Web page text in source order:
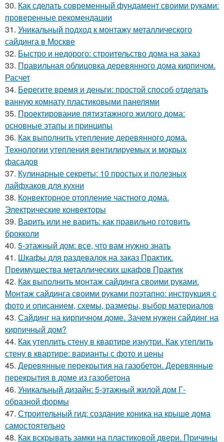
30. Как сделать современный фундамент своими руками:
проверенные рекомендации
31. Уникальный подход к монтажу металлического
сайдинга в Москве
32. Быстро и недорого: строительство дома на заказ
33. Правильная облицовка деревянного дома кирпичом.
Расчет
34. Берегите время и деньги: простой способ отделать
ванную комнату пластиковыми панелями
35. Проектирование пятиэтажного жилого дома:
основные этапы и принципы
36. Как выполнить утепление деревянного дома.
Технологии утепления вентилируемых и мокрых
фасадов
37. Кулинарные секреты: 10 простых и полезных
лайфхаков для кухни
38. Конвекторное отопление частного дома.
Электрические конвекторы
39. Варить или не варить: как правильно готовить
брокколи
40. 5-этажный дом: все, что вам нужно знать
41. Шкафы для раздевалок на заказ Практик.
Преимущества металлических шкафов Практик
42. Как выполнить монтаж сайдинга своими руками.
Монтаж сайдинга своими руками поэтапно: инструкция с
фото и описанием, схемы, размеры, выбор материалов
43. Сайдинг на кирпичном доме. Зачем нужен сайдинг на
кирпичный дом?
44. Как утеплить стену в квартире изнутри. Как утеплить
стену в квартире: варианты с фото и цены
45. Деревянные перекрытия на газобетон. Деревянные
перекрытия в доме из газобетона
46. Уникальный дизайн: 5-этажный жилой дом Г-
образной формы
47. Строительный гид: создание коника на крыше дома
самостоятельно
48. Как вскрывать замки на пластиковой двери. Причины